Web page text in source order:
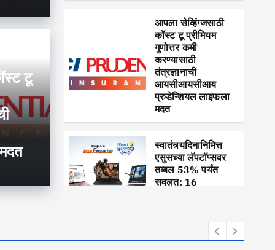
टू प्रीमियम गुणोत्तर कमी
आयसीआयसीआय
मदत
टू
आपला सेव्हिंग्जसाठी
कॉस्ट टू प्रीमियम
गुणोत्तर कमी
करण्यासाठी
तंत्रज्ञानाची
आयसीआयसीआय
प्रुडेन्शियल लाइफला
मदत
स्वातंत्र्यदिनानिमित्त
एसुसच्या लॅपटॉप्सवर
तब्बल 53% पर्यंत
सवलत; 16